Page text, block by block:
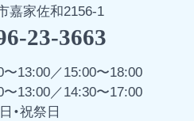
嘉家佐和2156-1
23-3663
〜13:00／15:00〜18:00
〜13:00／14:30〜17:00
・祝祭日